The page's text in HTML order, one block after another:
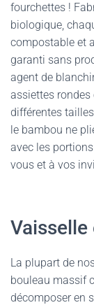
fourchettes !
biologique,
compostable et
garanti sans
agent de
assiettes rondes
différentes
le bambou ne
avec les
vous et à vos
La plupart de
bouleau massif
décomposer en